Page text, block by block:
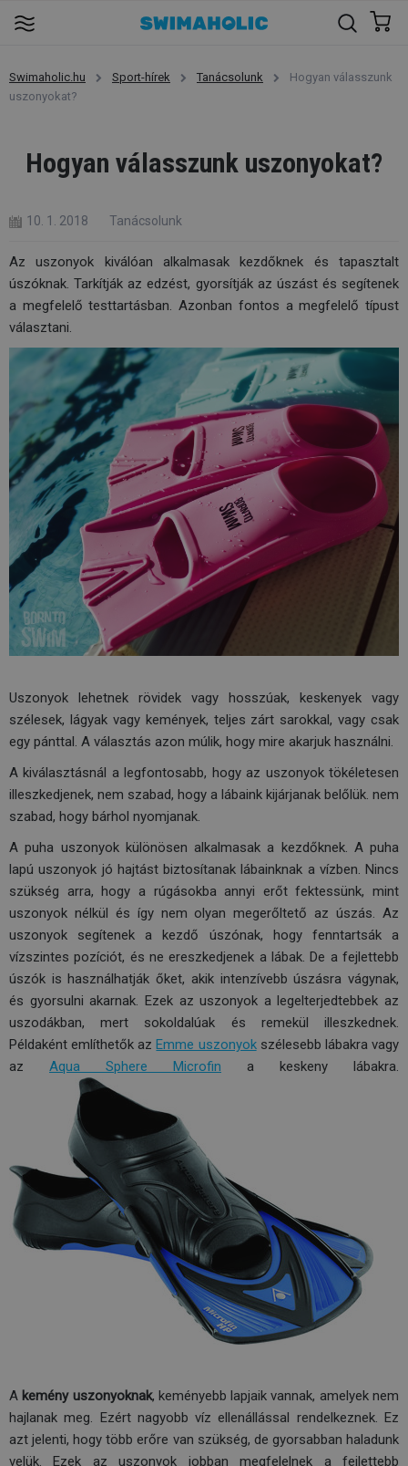
Swimaholic.hu Sport-hírek Tanácsolunk
Hogyan válasszunk
uszonyokat?
Hogyan válasszunk uszonyokat?
10. 1. 2018 Tanácsolunk
Az uszonyok kiválóan alkalmasak kezdőknek és tapasztalt
úszóknak. Tarkítják az edzést, gyorsítják az úszást és segítenek
a megfelelő testtartásban. Azonban fontos a megfelelő típust
választani.
Uszonyok lehetnek rövidek vagy hosszúak, keskenyek vagy
szélesek, lágyak vagy kemények, teljes zárt sarokkal, vagy csak
egy pánttal. A választás azon múlik, hogy mire akarjuk használni.
A kiválasztásnál a legfontosabb, hogy az uszonyok tökéletesen
illeszkedjenek, nem szabad, hogy a lábaink kijárjanak belőlük. nem
szabad, hogy bárhol nyomjanak.
A puha uszonyok különösen alkalmasak a kezdőknek. A puha
lapú uszonyok jó hajtást biztosítanak lábainknak a vízben. Nincs
szükség arra, hogy a rúgásokba annyi erőt fektessünk, mint
uszonyok nélkül és így nem olyan megerőltető az úszás. Az
uszonyok segítenek a kezdő úszónak, hogy fenntartsák a
vízszintes pozíciót, és ne ereszkedjenek a lábak. De a fejlettebb
úszók is használhatják őket, akik intenzívebb úszásra vágynak,
és gyorsulni akarnak. Ezek az uszonyok a legelterjedtebbek az
uszodákban, mert sokoldalúak és remekül illeszkednek.
Példaként említhetők azEmme uszonyokszélesebb lábakra vagy
az Aqua Sphere Microfin a keskeny lábakra.
A kemény uszonyoknak, keményebb lapjaik vannak, amelyek nem
hajlanak meg. Ezért nagyobb víz ellenállással rendelkeznek. Ez
azt jelenti, hogy több erőre van szükség, de gyorsabban haladunk
velük. Ezek az uszonyok jobban megfelelnek a fejlettebb